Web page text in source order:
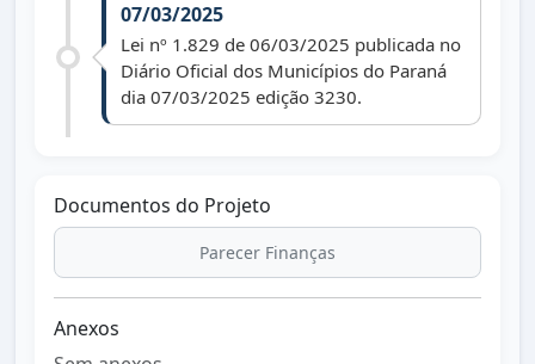
07/03/2025
Lei nº 1.829 de 06/03/2025 publicada no
Diário Oficial dos Municípios do Paraná
dia 07/03/2025 edição 3230.
Documentos do Projeto
Parecer Finanças
Anexos